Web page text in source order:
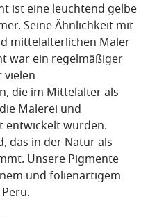
ist eine leuchtend gelbe
Seine Ähnlichkeit mit
mittelalterlichen Maler
war ein regelmäßiger
vielen
die im Mittelalter als
Malerei und
entwickelt wurden.
das in der Natur als
Unsere Pigmente
und folienartigem